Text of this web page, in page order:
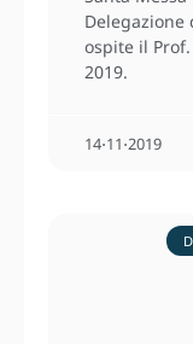
Delegazione
ospite il
2019.
14⋅11⋅2019